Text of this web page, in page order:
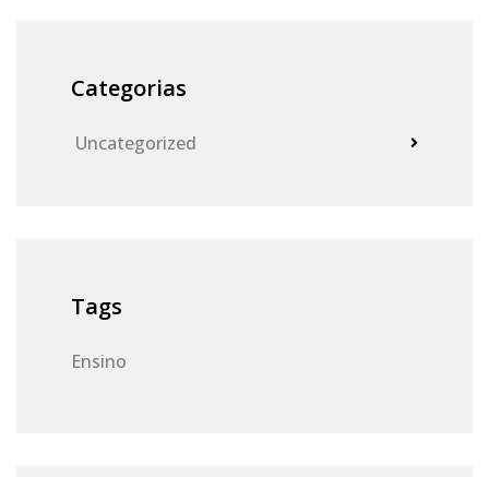
Categorias
Uncategorized
Tags
Ensino